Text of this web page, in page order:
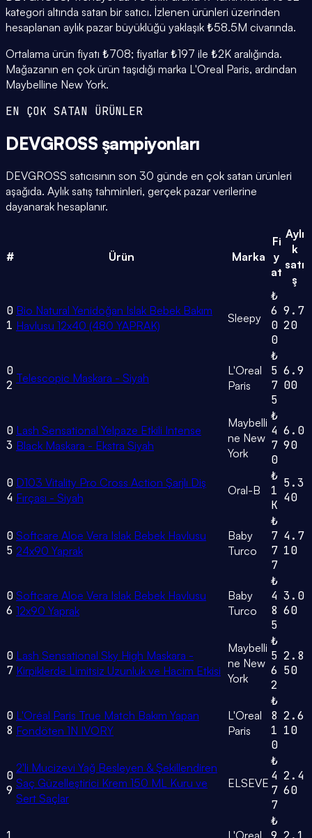
kategori altında satan bir satıcı. İzlenen ürünleri üzerinden
hesaplanan aylık pazar büyüklüğü yaklaşık ₺58.5M civarında.
Ortalama ürün fiyatı ₺708; fiyatlar ₺197 ile ₺2K aralığında.
Mağazanın en çok ürün taşıdığı marka L'Oreal Paris, ardından
Maybelline New York.
EN ÇOK SATAN ÜRÜNLER
DEVGROSS şampiyonları
DEVGROSS satıcısının son 30 günde en çok satan ürünleri
aşağıda. Aylık satış tahminleri, gerçek pazar verilerine
dayanarak hesaplanır.
# Ürün Marka
Fi
y
at
Aylı
k
satı
ş
0
1
Bio Natural Yenidoğan Islak Bebek Bakım
Havlusu 12x40 (480 YAPRAK)
Sleepy
₺
6
0
0
9.7
20
0
2 Telescopic Maskara - Siyah
L'Oreal
Paris
₺
5
7
5
6.9
00
0
3
Lash Sensational Yelpaze Etkili Intense
Black Maskara - Ekstra Siyah
Maybelli
ne New
York
₺
4
7
0
6.0
90
0
4
D103 Vitality Pro Cross Action Şarjlı Diş
Fırçası - Siyah
Oral-B
₺
1
K
5.3
40
0
5
Softcare Aloe Vera Islak Bebek Havlusu
24x90 Yaprak
Baby
Turco
₺
7
7
7
4.7
10
0
6
Softcare Aloe Vera Islak Bebek Havlusu
12x90 Yaprak
Baby
Turco
₺
4
8
5
3.0
60
0
7
Lash Sensational Sky High Maskara -
Kirpiklerde Limitsiz Uzunluk ve Hacim Etkisi
Maybelli
ne New
York
₺
5
6
2
2.8
50
0
8
L'Oréal Paris True Match Bakım Yapan
Fondöten 1N IVORY
L'Oreal
Paris
₺
8
1
0
2.6
10
0
9
2'li Mucizevi Yağ Besleyen & Şekillendiren
Saç Güzelleştirici Krem 150 ML Kuru ve
Sert Saçlar
ELSEVE
₺
4
7
7
2.4
60
₺